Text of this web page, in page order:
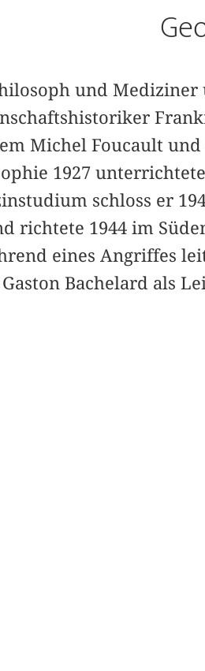
und
Michel Foucault
1927
schloss er
richtete 1944 im
eines Angriffes
Bachelard als